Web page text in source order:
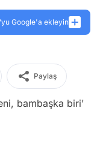
Google'a ekleyin
Paylaş
bambaşka biri'